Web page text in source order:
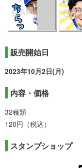
販売開始日
2023年10月2日(月)
内容・価格
32種類
120円（税込）
スタンプショップ